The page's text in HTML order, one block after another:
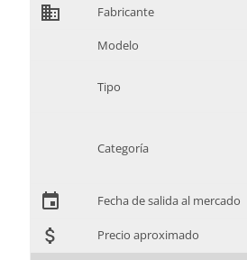
domain Fabricante
Modelo
Tipo
Categoría
event Fecha de salida al mercado
attach_money Precio aproximado